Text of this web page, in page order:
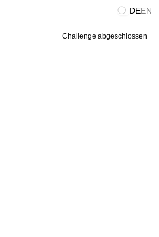
DEEN
Challenge abgeschlossen